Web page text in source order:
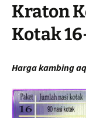
Kraton
Kotak
Harga kambing